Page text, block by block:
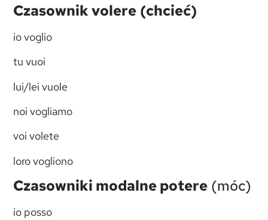
Czasownik volere (chcieć)
io voglio
tu vuoi
lui/lei vuole
noi vogliamo
voi volete
loro vogliono
Czasowniki modalne potere (móc)
io posso